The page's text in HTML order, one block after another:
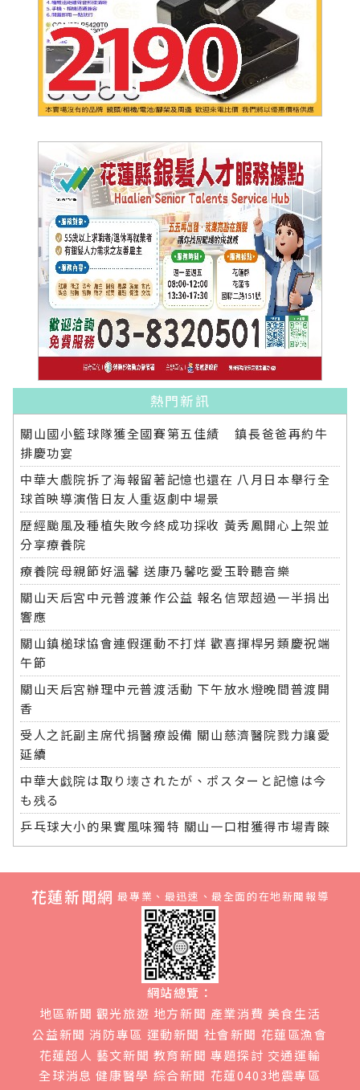
熱門新訊
關山國小籃球隊獲全國賽第五佳績 鎮長爸爸再約牛
排慶功宴
中華大戲院拆了海報留著記憶也還在 八月日本舉行全
球首映導演偕日友人重返劇中場景
歷經颱風及種植失敗今終成功採收 黃秀鳳開心上架並
分享療養院
療養院母親節好溫馨 送康乃馨吃愛玉聆聽音樂
關山天后宮中元普渡兼作公益 報名信眾超過一半捐出
響應
關山鎮槌球協會連假運動不打烊 歡喜揮桿另類慶祝端
午節
關山天后宮辦理中元普渡活動 下午放水燈晚間普渡開
香
受人之託副主席代捐醫療設備 關山慈濟醫院戮力讓愛
延續
中華大戯院は取り壊されたが、ポスターと記憶は今
も残る
乒乓球大小的果實風味獨特 關山一口柑獲得市場青睞
花蓮新聞網 最專業、最迅速、最全面的在地新聞報導
網站總覽：
地區新聞 觀光旅遊 地方新聞 產業消費 美食生活
公益新聞 消防專區 運動新聞 社會新聞 花蓮區漁會
花蓮超人 藝文新聞 教育新聞 專題探討 交通運輸
全球消息 健康醫學 綜合新聞 花蓮0403地震專區